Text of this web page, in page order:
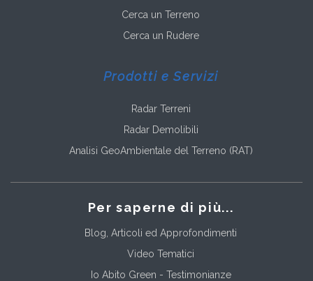
Cerca un Terreno
Cerca un Rudere
Prodotti e Servizi
Radar Terreni
Radar Demolibili
Analisi GeoAmbientale del Terreno (RAT)
Per saperne di più...
Blog, Articoli ed Approfondimenti
Video Tematici
Io Abito Green - Testimonianze